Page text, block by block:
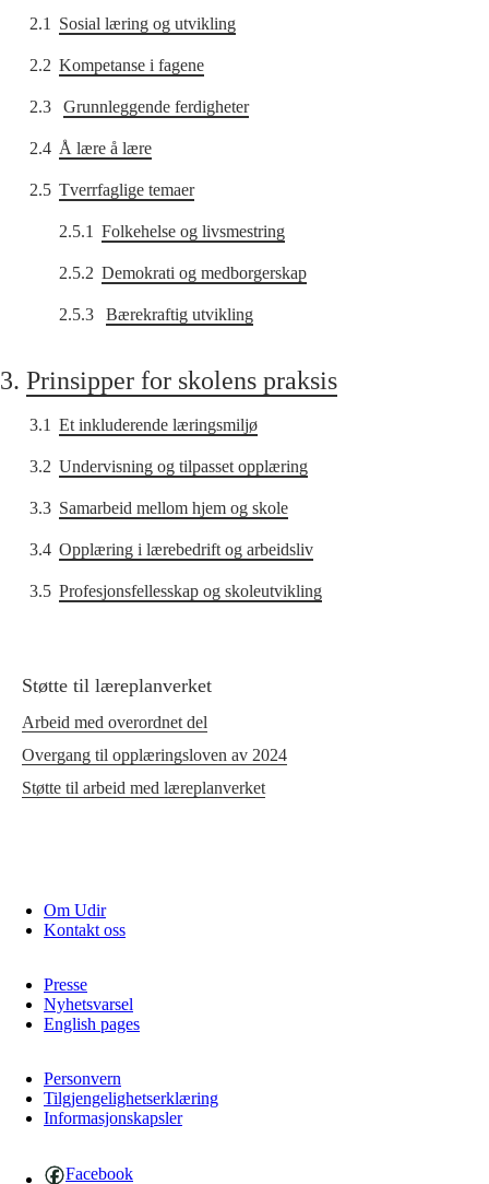
2.1 Sosial læring og utvikling
2.2 Kompetanse i fagene
2.3 Grunnleggende ferdigheter
2.4 Å lære å lære
2.5 Tverrfaglige temaer
2.5.1 Folkehelse og livsmestring
2.5.2 Demokrati og medborgerskap
2.5.3 Bærekraftig utvikling
3. Prinsipper for skolens praksis
3.1 Et inkluderende læringsmiljø
3.2 Undervisning og tilpasset opplæring
3.3 Samarbeid mellom hjem og skole
3.4 Opplæring i lærebedrift og arbeidsliv
3.5 Profesjonsfellesskap og skoleutvikling
Støtte til læreplanverket
Arbeid med overordnet del
Overgang til opplæringsloven av 2024
Støtte til arbeid med læreplanverket
Om Udir
Kontakt oss
Presse
Nyhetsvarsel
English pages
Personvern
Tilgjengelighetserklæring
Informasjonskapsler
Facebook